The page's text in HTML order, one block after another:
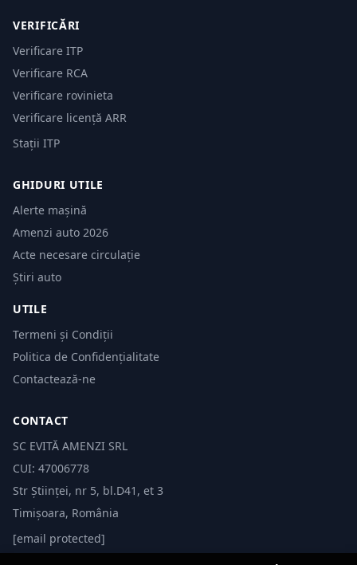
VERIFICĂRI
Verificare ITP
Verificare RCA
Verificare rovinieta
Verificare licență ARR
Stații ITP
GHIDURI UTILE
Alerte mașină
Amenzi auto 2026
Acte necesare circulație
Știri auto
UTILE
Termeni și Condiții
Politica de Confidențialitate
Contactează-ne
CONTACT
SC EVITĂ AMENZI SRL
CUI: 47006778
Str Științei, nr 5, bl.D41, et 3
Timișoara, România
[email protected]